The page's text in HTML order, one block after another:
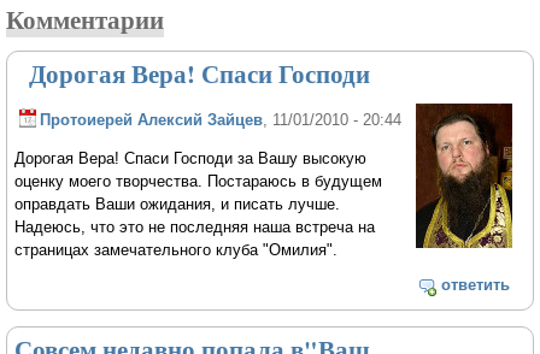
Комментарии
Дорогая Вера! Спаси Господи
Протоиерей Алексий Зайцев , 11/01/2010 - 20:44
Дорогая Вера! Спаси Господи за Вашу высокую
оценку моего творчества. Постараюсь в будущем
оправдать Ваши ожидания, и писать лучше.
Надеюсь, что это не последняя наша встреча на
страницах замечательного клуба "Омилия".
ответить